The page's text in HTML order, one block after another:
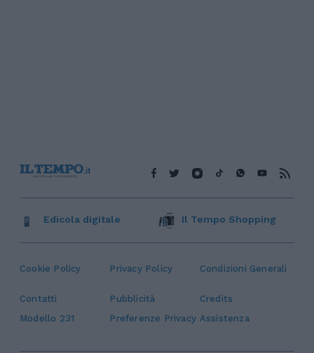
Cookie Policy Privacy Policy Condizioni Generali
Contatti Pubblicità
Credits
Modello 231
Preferenze Privacy Assistenza
Edicola digitale Il Tempo Shopping